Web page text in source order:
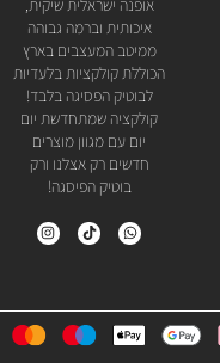
אופנה ישראלית שיקית,
איכותית וברמה גבוהה
ממיטב המעצבים בארץ
הכוללת קולקציות בלעדיות
לבוטיק הפסיגה בלבד!
קולקציה שמתחדשת יום
יום עם מגוון מוצרים
חדשים רק אצלנו ורק
בוטיק הפיסגה!